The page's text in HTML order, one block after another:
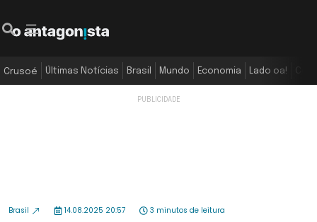
Crusoé Últimas Notícias Brasil Mundo Economia Lado oa!
Brasil 14.08.2025 20:57 3 minutos de leitura